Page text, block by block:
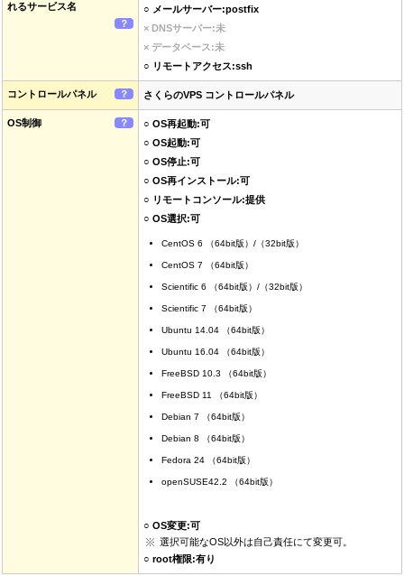
れるサービス名
？
○ メールサーバー:postfix
× DNSサーバー:未
× データベース:未
○ リモートアクセス:ssh
コントロールパネル ？ さくらのVPS コントロールパネル
OS制御 ？
○ OS再起動:可
○ OS起動:可
○ OS停止:可
○ OS再インストール:可
○ リモートコンソール:提供
○ OS選択:可
CentOS 6 （64bit版）/（32bit版）
CentOS 7 （64bit版）
Scientific 6 （64bit版）/（32bit版）
Scientific 7 （64bit版）
Ubuntu 14.04 （64bit版）
Ubuntu 16.04 （64bit版）
FreeBSD 10.3 （64bit版）
FreeBSD 11 （64bit版）
Debian 7 （64bit版）
Debian 8 （64bit版）
Fedora 24 （64bit版）
openSUSE42.2 （64bit版）
○ OS変更:可
選択可能なOS以外は自己責任にて変更可。
○ root権限:有り